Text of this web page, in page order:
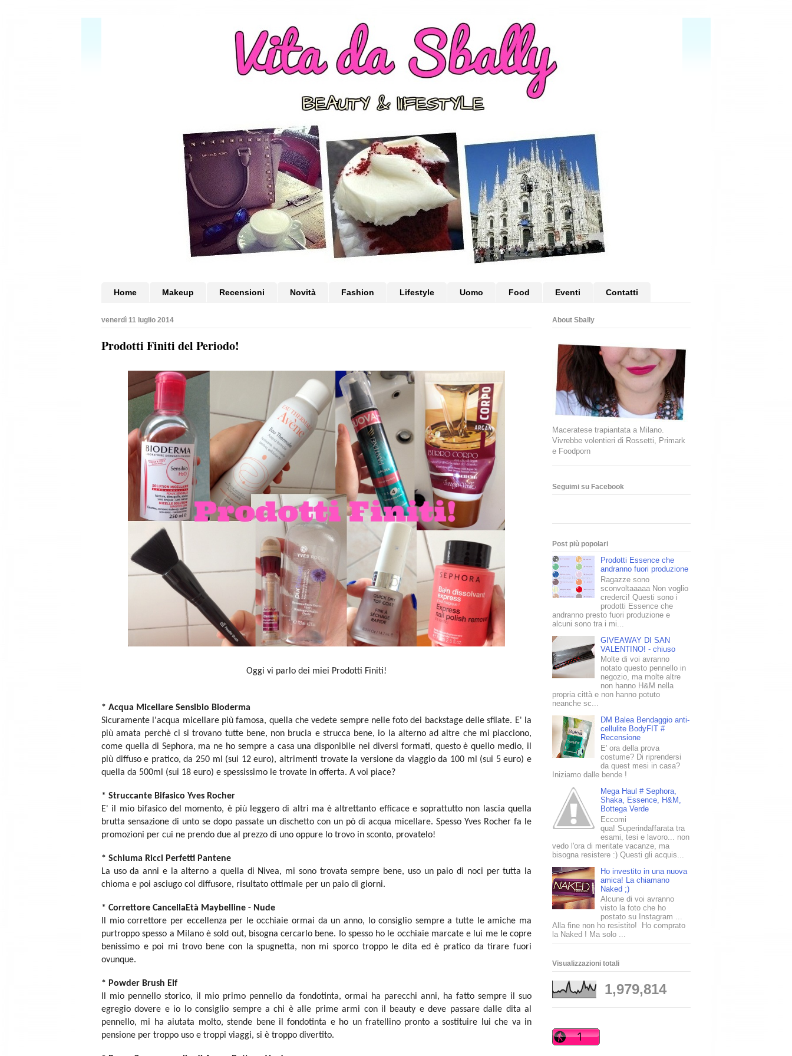
Home Makeup Recensioni Novità Fashion Lifestyle Uomo Food Eventi Contatti
venerdì 11 luglio 2014
Prodotti Finiti del Periodo!
Oggi vi parlo dei miei Prodotti Finiti!
* Acqua Micellare Sensibio Bioderma
Sicuramente l'acqua micellare più famosa, quella che vedete sempre nelle foto dei backstage delle sfilate. E' la
più amata perchè ci si trovano tutte bene, non brucia e strucca bene, io la alterno ad altre che mi piacciono,
come quella di Sephora, ma ne ho sempre a casa una disponibile nei diversi formati, questo è quello medio, il
più diffuso e pratico, da 250 ml (sui 12 euro), altrimenti trovate la versione da viaggio da 100 ml (sui 5 euro) e
quella da 500ml (sui 18 euro) e spessissimo le trovate in offerta. A voi piace?
* Struccante Bifasico Yves Rocher
E' il mio bifasico del momento, è più leggero di altri ma è altrettanto efficace e soprattutto non lascia quella
brutta sensazione di unto se dopo passate un dischetto con un pò di acqua micellare. Spesso Yves Rocher fa le
promozioni per cui ne prendo due al prezzo di uno oppure lo trovo in sconto, provatelo!
* Schiuma Ricci Perfetti Pantene
La uso da anni e la alterno a quella di Nivea, mi sono trovata sempre bene, uso un paio di noci per tutta la
chioma e poi asciugo col diffusore, risultato ottimale per un paio di giorni.
* Correttore CancellaEtà Maybelline - Nude
Il mio correttore per eccellenza per le occhiaie ormai da un anno, lo consiglio sempre a tutte le amiche ma
purtroppo spesso a Milano è sold out, bisogna cercarlo bene. Io spesso ho le occhiaie marcate e lui me le copre
benissimo e poi mi trovo bene con la spugnetta, non mi sporco troppo le dita ed è pratico da tirare fuori
ovunque.
* Powder Brush Elf
Il mio pennello storico, il mio primo pennello da fondotinta, ormai ha parecchi anni, ha fatto sempre il suo
egregio dovere e io lo consiglio sempre a chi è alle prime armi con il beauty e deve passare dalle dita al
pennello, mi ha aiutata molto, stende bene il fondotinta e ho un fratellino pronto a sostituire lui che va in
pensione per troppo uso e troppi viaggi, si è troppo divertito.
About Sbally
Maceratese trapiantata a Milano.
Vivrebbe volentieri di Rossetti, Primark
e Foodporn
Seguimi su Facebook
Post più popolari
Prodotti Essence che
andranno fuori produzione
Ragazze sono
sconvoltaaaaa Non voglio
crederci! Questi sono i
prodotti Essence che
andranno presto fuori produzione e
alcuni sono tra i mi...
GIVEAWAY DI SAN
VALENTINO! - chiuso
Molte di voi avranno
notato questo pennello in
negozio, ma molte altre
non hanno H&M nella
propria città e non hanno potuto
neanche sc...
DM Balea Bendaggio anti-
cellulite BodyFIT #
Recensione
E' ora della prova
costume? Di riprendersi
da quest mesi in casa?
Iniziamo dalle bende !
Mega Haul # Sephora,
Shaka, Essence, H&M,
Bottega Verde
Eccomi
qua! Superindaffarata tra
esami, tesi e lavoro... non
vedo l'ora di meritate vacanze, ma
bisogna resistere :) Questi gli acquis...
Ho investito in una nuova
amica! La chiamano
Naked ;)
Alcune di voi avranno
visto la foto che ho
postato su Instagram ...
Alla fine non ho resistito! Ho comprato
la Naked ! Ma solo ...
Visualizzazioni totali
1,979,814